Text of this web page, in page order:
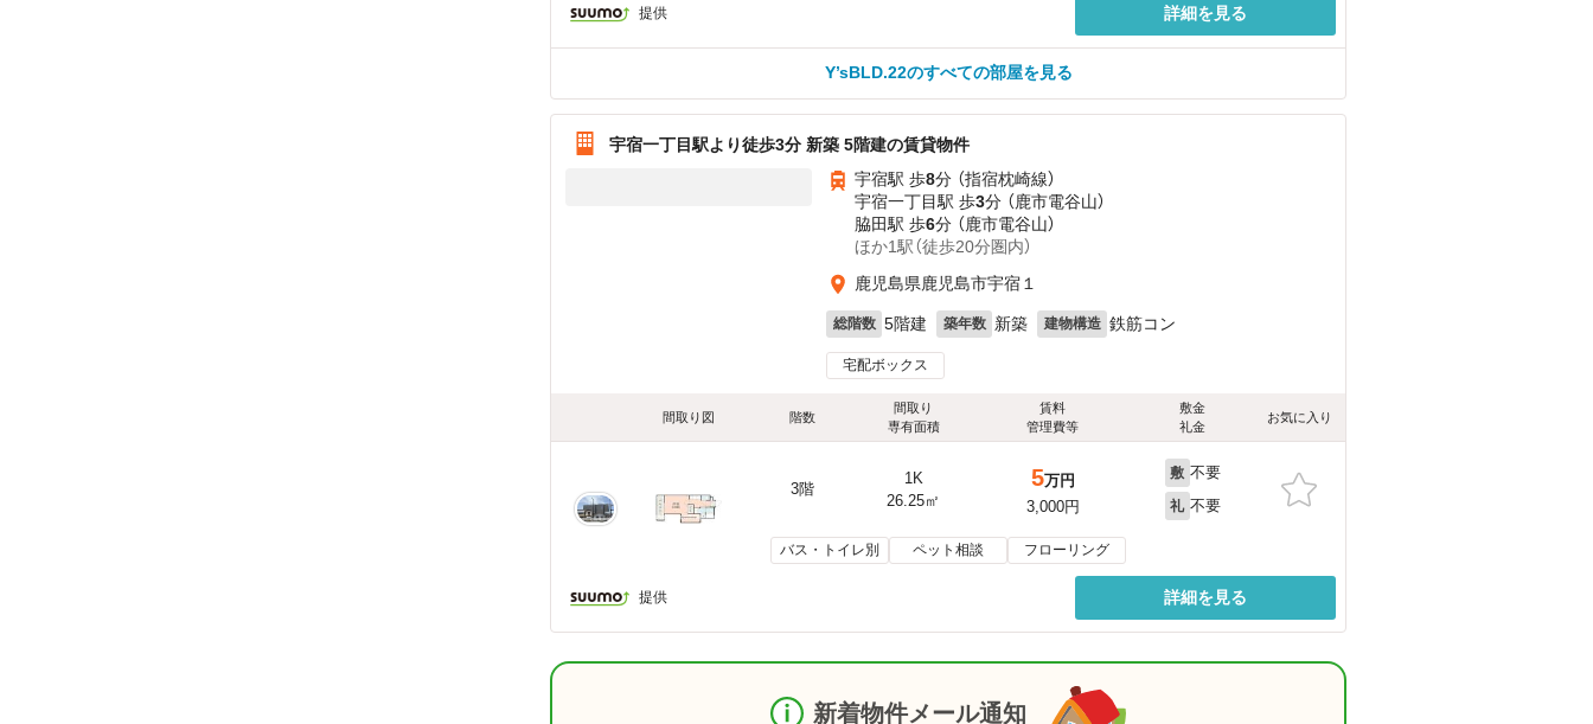
提供 詳細を見る
Y’sBLD.22のすべての部屋を見る
宇宿一丁目駅より徒歩3分 新築 5階建の賃貸物件
宇宿駅 歩8分 （指宿枕崎線）
宇宿一丁目駅 歩3分 （鹿市電谷山）
脇田駅 歩6分 （鹿市電谷山）
ほか1駅（徒歩20分圏内）
鹿児島県鹿児島市宇宿１
総階数 5階建 築年数 新築 建物構造 鉄筋コン
宅配ボックス
間取り図 階数
間取り
専有面積
賃料
管理費等
敷金
礼金
お気に入り
3階
1K
26.25㎡
5万円
3,000円
敷 不要
礼 不要
バス・トイレ別 ペット相談 フローリング
提供 詳細を見る
新着物件メール通知